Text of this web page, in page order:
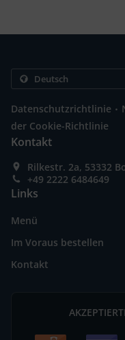
Datenschutzrichtlinie .
der Cookie-Richtlinie
Kontakt
Rilkestr. 2a, 53332
+49 2222 6484649
Links
Menü
Im Voraus bestellen
Kontakt